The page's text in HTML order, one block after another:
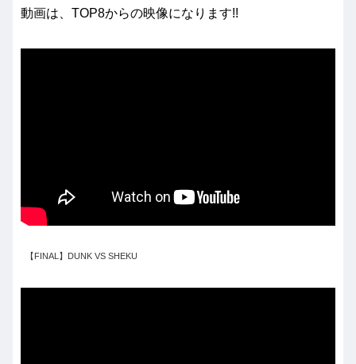
動画は、TOP8からの映像になります!!
【FINAL】DUNK VS SHEKU